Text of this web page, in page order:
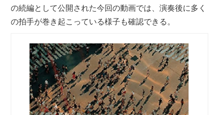
の続編として公開された今回の動画では、演奏後に多く
の拍手が巻き起こっている様子も確認できる。